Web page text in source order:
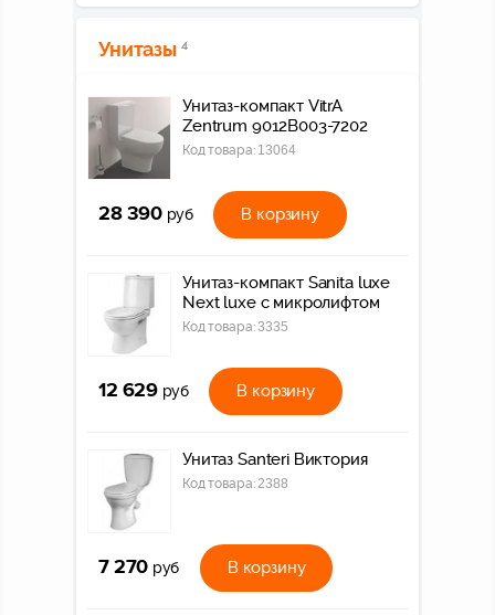
Унитазы 4
Унитаз-компакт VitrA
Zentrum 9012B003-7202
Код товара: 13064
28 390 руб В корзину
Унитаз-компакт Sanita luxe
Next luxe c микролифтом
Код товара:3335
12 629 руб В корзину
Унитаз Santeri Виктория
Код товара:2388
7 270 руб В корзину